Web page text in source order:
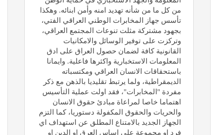
من كل ما من شأنه تهديد امنه وأمن ابنائه. وهكذا
تأسس جهاز المخابرات الوطني العراقي الفتي،
بجهود مشتركة مثلت تنوعات المجتمع العراقي،
وتركزت على توفير الوسائل والامكانيات
القانونية كافة لضمان حصول العراق على ادق
المعلومات الاستخبارية واكثرها فاعلية. وايمانا
باستحقاقات الانسان العراقي ومكتسباته
الديمقراطية، ولما يرتبط تقليديا بالذهن مع ذكر
مفردة "المخابرات"، فقد اولت عملية التأسيس
اهتماما خاصا لمراعاة مبادئ حقوق الانسان
والحريات والحقوق المكفولة دستوريا، كما التزم
الجهاز الجديد بالامتناع المطلق عن استهداف اي
فرد او مجموعة على اساس العرق او الدين او